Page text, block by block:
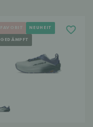
FAVORIT NEUHEIT
GEDÄMPFT